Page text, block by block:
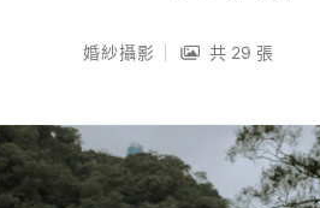
婚紗攝影 共 29 張